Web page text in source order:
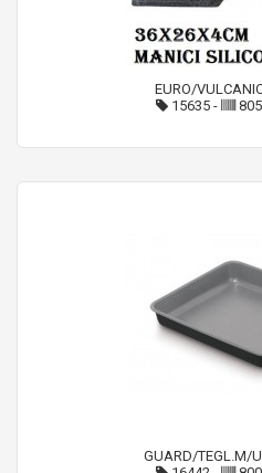
EURO/
15635 -
GUARD/TEGL.M/